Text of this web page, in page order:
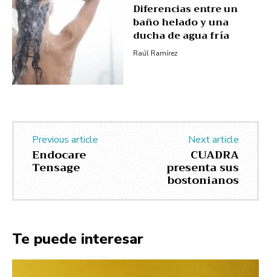
Diferencias entre un
baño helado y una
ducha de agua fría
Raúl Ramírez
Previous article
Endocare
Tensage
Next article
CUADRA
presenta sus
bostonianos
Te puede interesar